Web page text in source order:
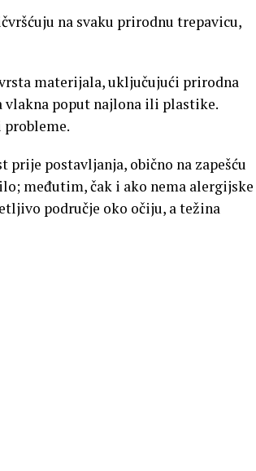
na svaku prirodnu trepavicu,
materijala, uključujući prirodna
poput najlona ili plastike.
postavljanja, obično na zapešću
međutim, čak i ako nema alergijske
područje oko očiju, a težina